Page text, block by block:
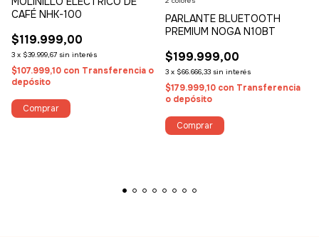
CAFÉ NHK-100
$119.999,00
3 x $39.999,67 sin interés
$107.999,10 con Transferencia o
depósito
PARLANTE BLUETOOTH
PREMIUM NOGA N10BT
$199.999,00
3 x $66.666,33 sin interés
$179.999,10 con Transferencia
o depósito
Comprar